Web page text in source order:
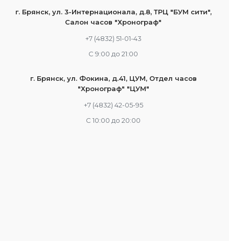
г. Брянск, ул. 3-Интернационала, д.8, ТРЦ "БУМ сити",
Салон часов "Хронограф"
+7 (4832) 51-01-43
С 9:00 до 21:00
г. Брянск, ул. Фокина, д.41, ЦУМ, Отдел часов
"Хронограф" "ЦУМ"
+7 (4832) 42-05-95
С 10:00 до 20:00